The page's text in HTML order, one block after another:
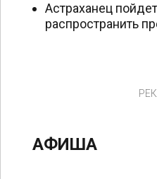
Астраханец
распространить
АФИША